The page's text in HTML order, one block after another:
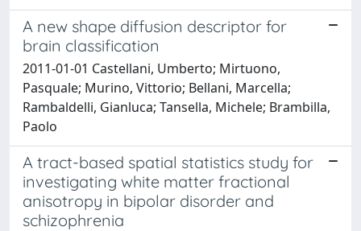
A new shape diffusion descriptor for
brain classification
2011-01-01 Castellani, Umberto; Mirtuono,
Pasquale; Murino, Vittorio; Bellani, Marcella;
Rambaldelli, Gianluca; Tansella, Michele; Brambilla,
Paolo
A tract-based spatial statistics study for
investigating white matter fractional
anisotropy in bipolar disorder and
schizophrenia